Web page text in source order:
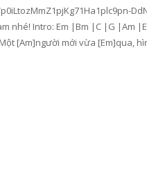
nhé! Intro: Em |Bm |C |G |Am
[Am]người mới vừa [Em]qua,